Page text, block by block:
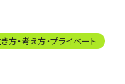
方・考え方・プライベート